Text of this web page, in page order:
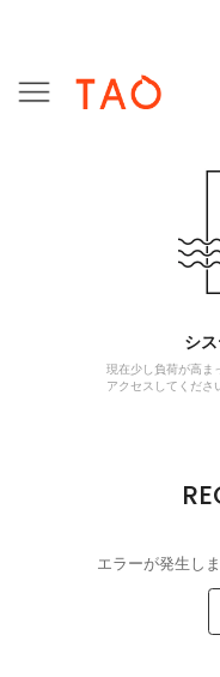
シ
現在少し負荷が高ま
アクセスしてくださ
エラーが発生し